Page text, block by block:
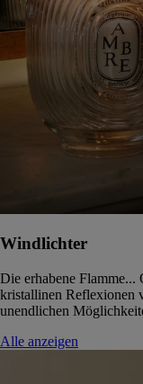
Windlichter
Die erhabene Flamme...
kristallinen Reflexionen
unendlichen
Alle anzeigen